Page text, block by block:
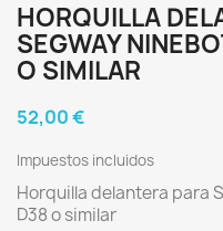
HORQUILLA
SEGWAY
O SIMILAR
52,00 €
Impuestos incluidos
Horquilla delantera para
D38 o similar